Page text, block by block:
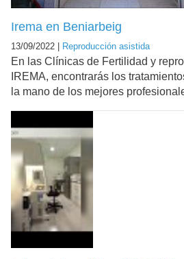
Irema en Beniarbeig
13/09/2022 | Reproducción asistida
En las Clínicas de Fertilidad y
IREMA, encontrarás los
la mano de los mejores